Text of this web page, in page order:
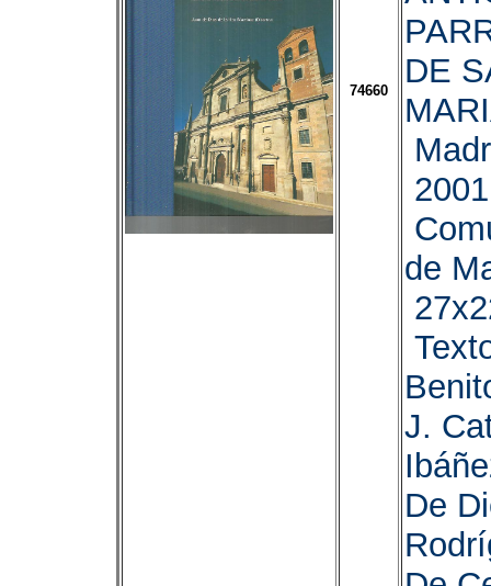
74660
DE
de
J.
De